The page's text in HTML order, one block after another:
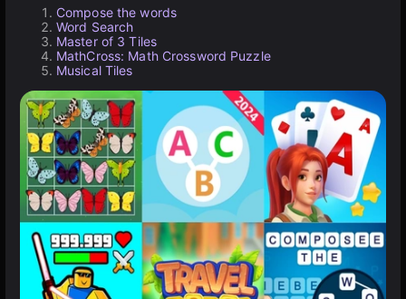
Compose the words
Word Search
Master of 3 Tiles
MathCross: Math Crossword Puzzle
Musical Tiles